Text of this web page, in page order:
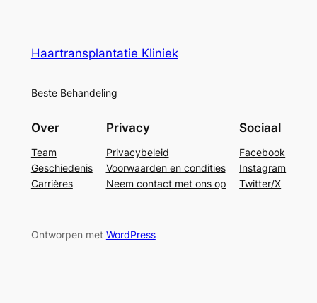
Haartransplantatie Kliniek
Beste Behandeling
Over
Team
Geschiedenis
Carrières
Privacy
Privacybeleid
Voorwaarden en condities
Neem contact met ons op
Sociaal
Facebook
Instagram
Twitter/X
Ontworpen met WordPress